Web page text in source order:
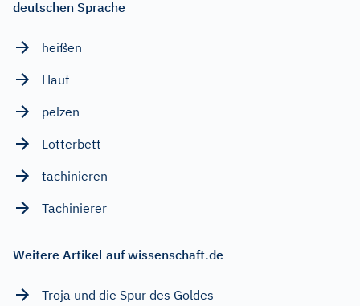
deutschen Sprache
heißen
Haut
pelzen
Lotterbett
tachinieren
Tachinierer
Weitere Artikel auf wissenschaft.de
Troja und die Spur des Goldes